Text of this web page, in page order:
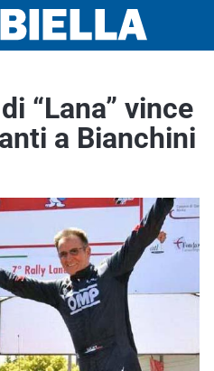
“Lana” vince
a Bianchini